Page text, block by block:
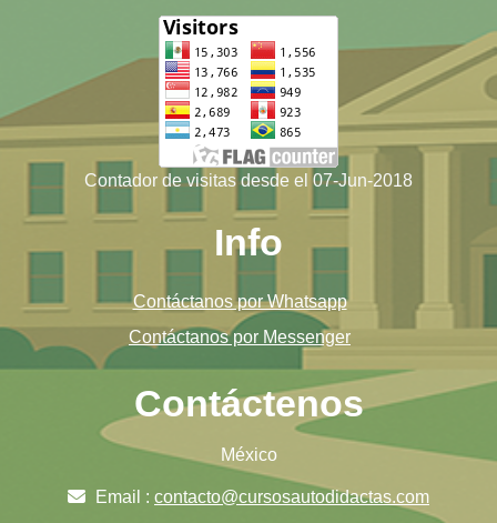
Contador de visitas desde el 07-Jun-2018
Info
Contáctanos por Whatsapp
Contáctanos por Messenger
Contáctenos
México
Email : contacto@cursosautodidactas.com